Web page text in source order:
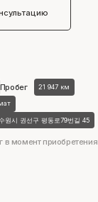
Пробег 21 947 км
원시 권선구 평동로79번길 45
в момент приобретения